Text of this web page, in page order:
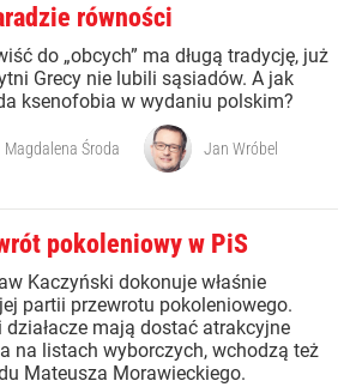
równości
do „obcych” ma długą tradycję, już
Grecy nie lubili sąsiadów. A jak
ksenofobia w wydaniu polskim?
Magdalena Środa Jan Wróbel
pokoleniowy w PiS
Kaczyński dokonuje właśnie
partii przewrotu pokoleniowego.
działacze mają dostać atrakcyjne
na listach wyborczych, wchodzą też
Mateusza Morawieckiego.